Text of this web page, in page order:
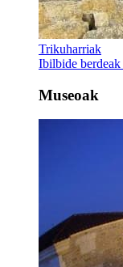
Trikuharriak
Ibilbide berdeak
Museoak